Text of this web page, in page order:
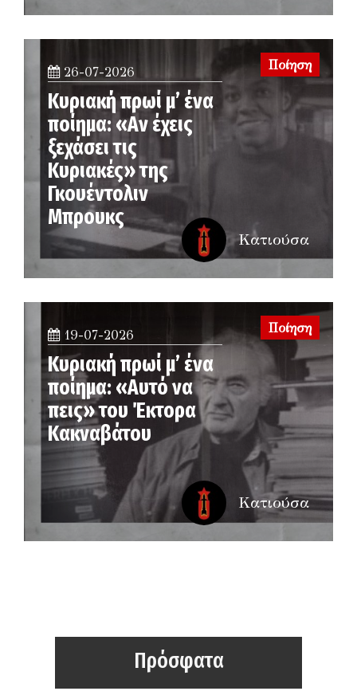
26-07-2026
Κυριακή πρωί μ’ ένα
ποίημα: «Αν έχεις
ξεχάσει τις
Κυριακές» της
Γκουέντολιν
Μπρουκς
Ποίηση
Κατιούσα
19-07-2026
Κυριακή πρωί μ’ ένα
ποίημα: «Αυτό να
πεις» του Έκτορα
Κακναβάτου
Ποίηση
Κατιούσα
Πρόσφατα